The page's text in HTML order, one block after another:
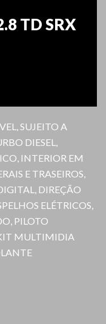
TD SRX
SUJEITO A
DIESEL,
INTERIOR EM
E TRASEIROS,
DIREÇÃO
ELÉTRICOS,
PILOTO
MULTIMIDIA